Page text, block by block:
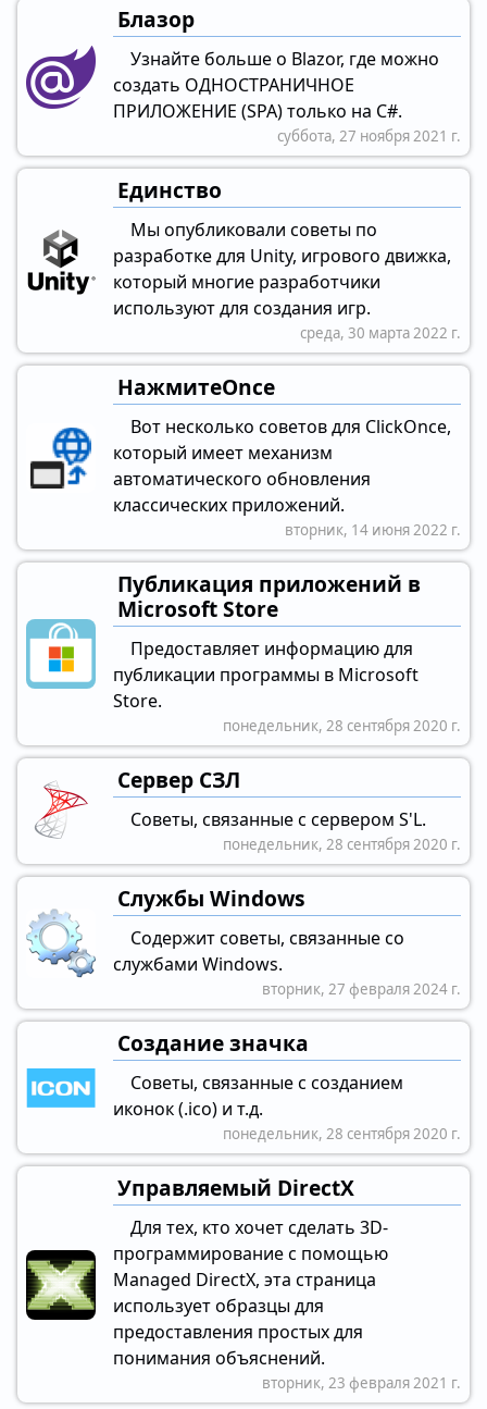
Блазор
Узнайте больше о Blazor, где можно
создать ОДНОСТРАНИЧНОЕ
ПРИЛОЖЕНИЕ (SPA) только на C#.
суббота, 27 ноября 2021 г.
Единство
Мы опубликовали советы по
разработке для Unity, игрового движка,
который многие разработчики
используют для создания игр.
среда, 30 марта 2022 г.
НажмитеOnce
Вот несколько советов для ClickOnce,
который имеет механизм
автоматического обновления
классических приложений.
вторник, 14 июня 2022 г.
Публикация приложений в
Microsoft Store
Предоставляет информацию для
публикации программы в Microsoft
Store.
понедельник, 28 сентября 2020 г.
Сервер СЗЛ
Советы, связанные с сервером S'L.
понедельник, 28 сентября 2020 г.
Службы Windows
Содержит советы, связанные со
службами Windows.
вторник, 27 февраля 2024 г.
Создание значка
Советы, связанные с созданием
иконок (.ico) и т.д.
понедельник, 28 сентября 2020 г.
Управляемый DirectX
Для тех, кто хочет сделать 3D-
программирование с помощью
Managed DirectX, эта страница
использует образцы для
предоставления простых для
понимания объяснений.
вторник, 23 февраля 2021 г.